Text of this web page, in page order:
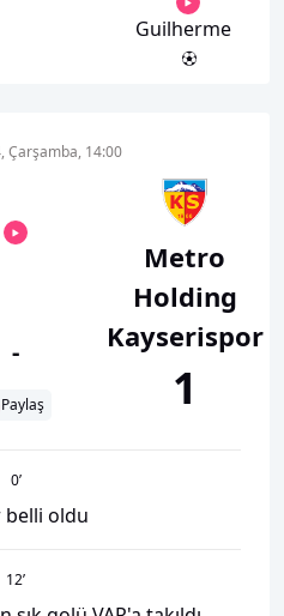
Guilherme
Çarşamba, 14:00
-
Paylaş
Metro
Holding
Kayserispor
1
0’
belli oldu
12’